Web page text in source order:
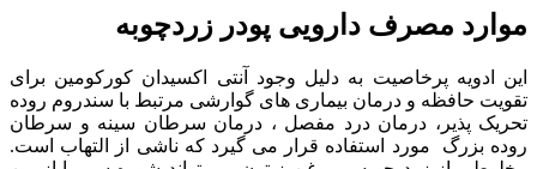
موارد مصرف دارویی پودر زردچوبه
این ادویه پرخاصیت به دلیل وجود آنتی اکسیدان کورکومین برای
تقویت حافظه و درمان بیماری های گوارشی مرتبط با سندروم روده
تحریک پذیر، درمان درد مفصل ، درمان سرطان سینه و سرطان
روده بزرگ مورد استفاده قرار می گیرد که ناشی از التهاب است.